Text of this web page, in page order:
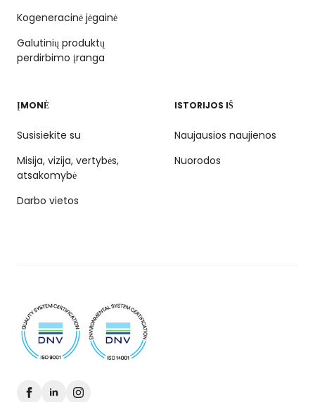
Kogeneracinė jėgainė
Galutinių produktų
perdirbimo įranga
ĮMONĖ
Susisiekite su
Misija, vizija, vertybės,
atsakomybė
Darbo vietos
ISTORIJOS IŠ
Naujausios naujienos
Nuorodos